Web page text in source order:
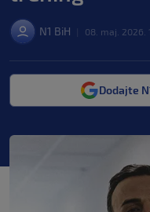
N1 BiH 08. maj. 2026.
Dodajte